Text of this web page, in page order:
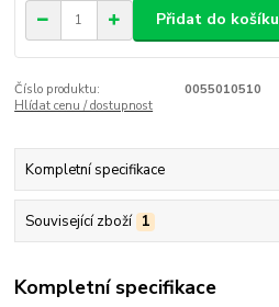
Přidat do košíku
Číslo produktu:
0055010510
Hlídat cenu / dostupnost
Kompletní specifikace
Související zboží 1
Kompletní specifikace